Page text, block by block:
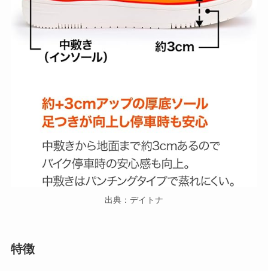
出典：デイトナ
特徴